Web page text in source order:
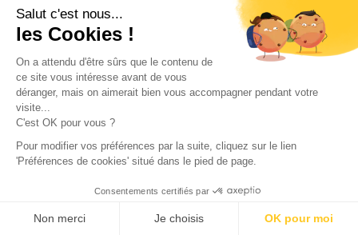
Salut c'est nous...
les Cookies !
On a attendu d'être sûrs que le contenu de
ce site vous intéresse avant de vous
déranger, mais on aimerait bien vous accompagner pendant votre
visite...
C'est OK pour vous ?
Pour modifier vos préférences par la suite, cliquez sur le lien
'Préférences de cookies' situé dans le pied de page.
Consentements certifiés par
Non merci Je choisis OK pour moi